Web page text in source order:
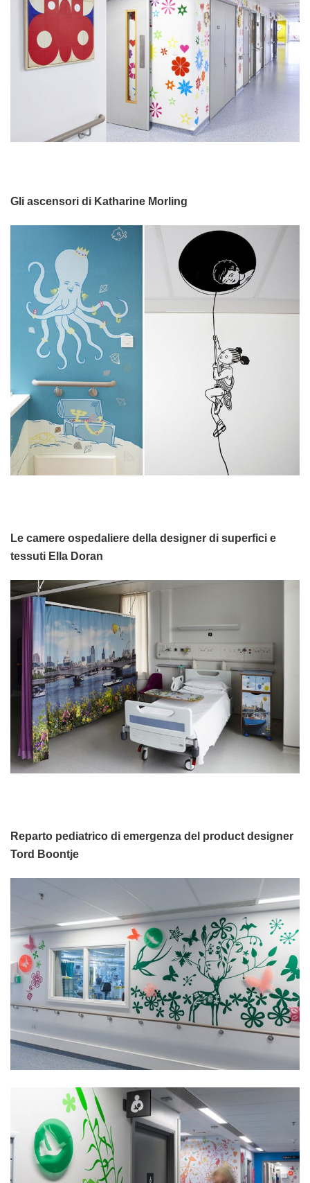
Gli ascensori di Katharine Morling
Le camere ospedaliere della designer di superfici e
tessuti Ella Doran
Reparto pediatrico di emergenza del product designer
Tord Boontje